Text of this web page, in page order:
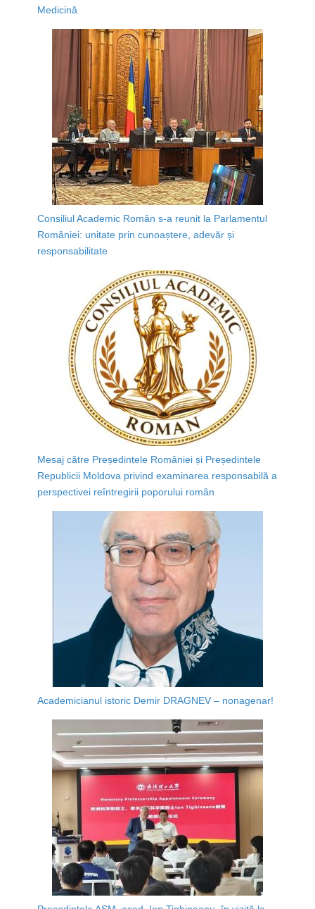
Medicină
Consiliul Academic Român s-a reunit la Parlamentul
României: unitate prin cunoaștere, adevăr și
responsabilitate
Mesaj către Președintele României și Președintele
Republicii Moldova privind examinarea responsabilă a
perspectivei reîntregirii poporului român
Academicianul istoric Demir DRAGNEV – nonagenar!